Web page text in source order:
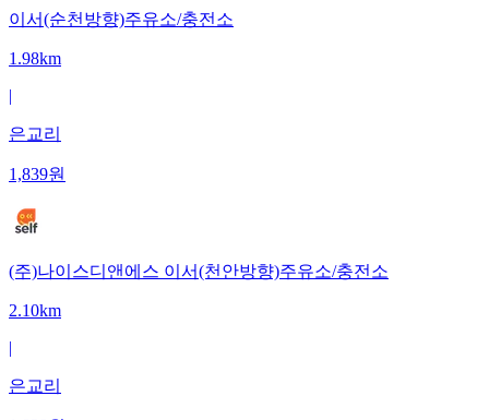
이서(순천방향)주유소/충전소
1.98km
|
은교리
1,839원
(주)나이스디앤에스 이서(천안방향)주유소/충전소
2.10km
|
은교리